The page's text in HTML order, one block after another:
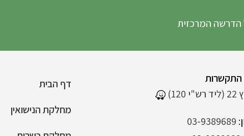
המרכזית
דף הבית
מחלקת הנישואין
התקשרות
03-9389689